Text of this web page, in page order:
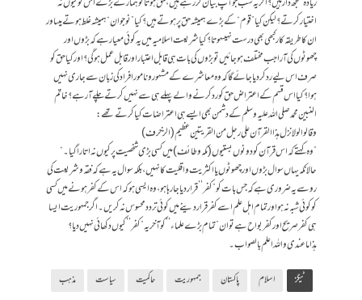
اختیار کرتے؟ لیکن کیا ”قوم“ کے بڑے ہمیشہ حق پر ہوتے ہیں؟ کیا ”نوجوان“ ہمیشہ غلط ہوتے ہیںاور
ان کا طریقہ کار کبھی بھی درست نہیںہوتا؟ کیا شریعت اسلامیہ میں یہ کوئی معیار ہے کہ بڑوں اور
چھوٹوں کی آرا جب مختلف ہو جائیں تو بڑوں کی بات ہی قابل اعتبار اور قابل عمل ہوگی؟ اور کیا حق کو
صرف اس لیے رد کر دیا جائے گا کہ وہ معاشرے کے مشہور ونامور افراد کی زبان سے جاری نہیں
ہوا؟ کیا اس قسم کے اعتراض حق کو رد کرنے والے پہلے ہی سے نہیں کرتے چلے آ رہے؟ خاتم
النبین محمد صلی اللہ علیہ وسلم کے دشمن بھی ایسے ہی اعتراضات کیا کرتے تھے:
وقالوا لولا نزل ہذا القرآن علی رجل من القریتین عظیم (الزخرف)
”وہ کہتے کہ اس قرآن کو دونوں بستیوں (مکہ وطائف) میں کسی بڑی شخصیت پر کیوں نہ اتارا گیا۔“
حالانکہ یہاں سوال بڑوں اور چھوٹوں یا اکثریت واقلیت کا نہیں، بلکہ سوال یہ ہے کہ فقہ وشریعت کی
رو سے یہ ضروری ہے کہ جس بات کو ”کفر’’ قرار دیا جا رہا ہو، وہ ایسی ہو کہ اس کے کفر ہونے میں کسی
کو کوئی شبہ نہ ہو اور تمام اہل علم اسے کفر قرار دینے میں کوئی تردد محسوس نہ کریں۔ اگر جمہوریت ایسا
ہی کفر صریح اور کفر بواح ہے تو ان ”تمام بڑے علماء’’ کو آخر یہ ”کفر’’ کیوں دکھائی نہیں دیا؟
ہذا ما عندی واللہ اعلم بالصواب۔
ٹیگز اسلام پاکستان جمہوریت حاکمیت سیاست مذہب